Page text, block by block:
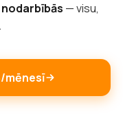
nodarbībās — visu,
mēnesī